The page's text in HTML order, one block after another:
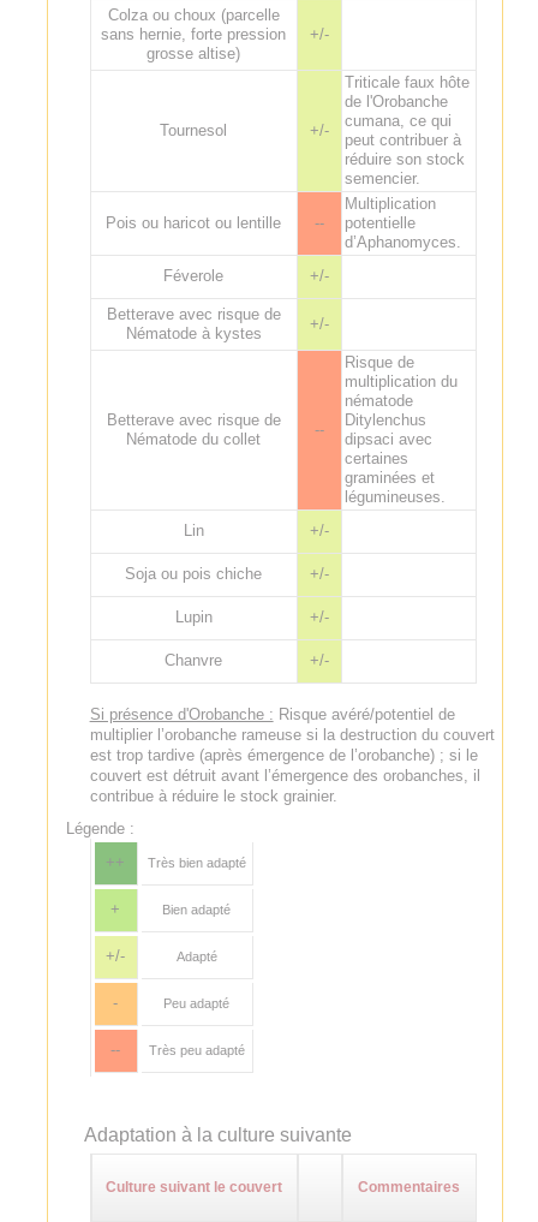
Colza ou choux (parcelle
sans hernie, forte pression
grosse altise)
+/-
Tournesol +/-
Triticale faux hôte
de l'Orobanche
cumana, ce qui
peut contribuer à
réduire son stock
semencier.
Pois ou haricot ou lentille --
Multiplication
potentielle
d’Aphanomyces.
Féverole
+/-
Betterave avec risque de
Nématode à kystes
+/-
Betterave avec risque de
Nématode du collet
--
Risque de
multiplication du
nématode
Ditylenchus
dipsaci avec
certaines
graminées et
légumineuses.
Lin
+/-
Soja ou pois chiche +/-
Lupin +/-
Chanvre +/-
Si présence d'Orobanche : Risque avéré/potentiel de
multiplier l’orobanche rameuse si la destruction du couvert
est trop tardive (après émergence de l’orobanche) ; si le
couvert est détruit avant l’émergence des orobanches, il
contribue à réduire le stock grainier.
Légende :
++
Très bien adapté
+ Bien adapté
+/- Adapté
- Peu adapté
-- Très peu adapté
Adaptation à la culture suivante
Culture suivant le couvert Commentaires